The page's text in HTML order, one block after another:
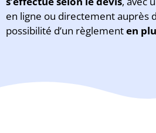
en ligne ou directement auprès
possibilité d’un règlementen